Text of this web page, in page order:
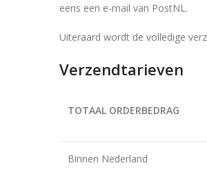
eens een e-mail van PostNL.
Uiteraard wordt de volledige
Verzendtarieven
TOTAAL ORDERBEDRAG
Binnen Nederland